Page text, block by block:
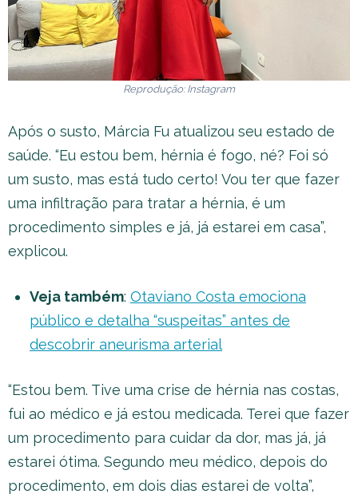
Reprodução: Instagram
Após o susto, Márcia Fu atualizou seu estado de
saúde. “Eu estou bem, hérnia é fogo, né? Foi só
um susto, mas está tudo certo! Vou ter que fazer
uma infiltração para tratar a hérnia, é um
procedimento simples e já, já estarei em casa”,
explicou.
Veja também: Otaviano Costa emociona
público e detalha “suspeitas” antes de
descobrir aneurisma arterial
“Estou bem. Tive uma crise de hérnia nas costas,
fui ao médico e já estou medicada. Terei que fazer
um procedimento para cuidar da dor, mas já, já
estarei ótima. Segundo meu médico, depois do
procedimento, em dois dias estarei de volta”,